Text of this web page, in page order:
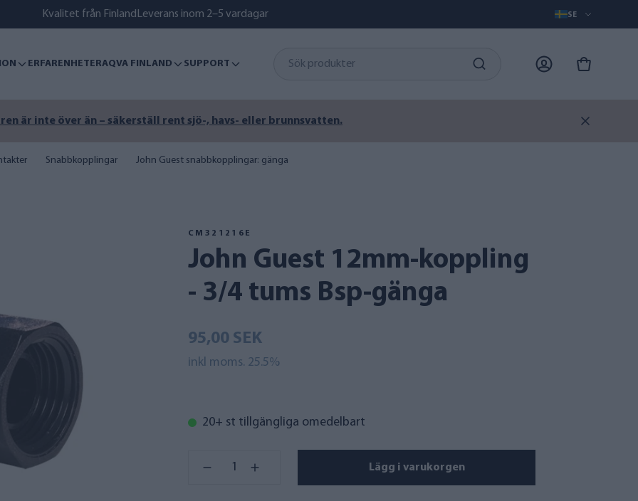
Kvalitet från Finland Leverans inom 2–5 vardagar SE
ERFARENHETERAQVA FINLAND SUPPORT
är inte över än – säkerställ rent sjö-, havs- eller brunnsvatten.
Snabbkopplingar John Guest snabbkopplingar: gänga
CM321216E
John Guest 12mm-koppling
- 3/4 tums Bsp-gänga
95,00 SEK
inkl moms. 25.5%
20+ st tillgängliga omedelbart
Lägg i varukorgen